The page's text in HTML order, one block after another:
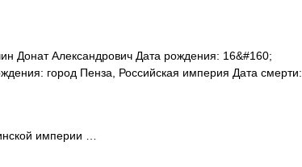
Донат Александрович Дата рождения: 16&#160;
город Пенза, Российская империя Дата смерти:
империи …